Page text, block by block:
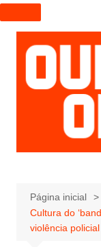
I
r
p
a
r
a
e
ú
d
Página inicial
Cultura do
violência policial